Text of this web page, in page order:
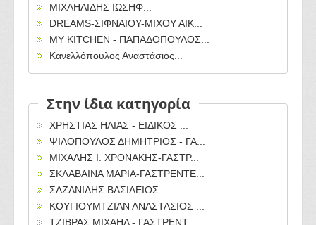
ΜΙΧΑΗΛΙΔΗΣ ΙΩΣΗΦ...
DREAMS-ΣΙΦΝΑΙΟΥ-ΜΙΧΟΥ ΑΙΚ...
MY KITCHEN - ΠΑΠΑΔΟΠΟΥΛΟΣ...
Κανελλόπουλος Αναστάσιος...
Στην ίδια κατηγορία
ΧΡΗΣΤΙΑΣ ΗΛΙΑΣ - EIΔΙΚΟΣ ...
ΨΙΛΟΠΟΥΛΟΣ ΔΗΜΗΤΡΙΟΣ - ΓΑ...
ΜΙΧΑΛΗΣ Ι. ΧΡΟΝΑΚΗΣ-ΓΑΣΤΡ...
ΣΚΛΑΒΑΙΝΑ ΜΑΡΙΑ-ΓΑΣΤΡΕΝΤΕ...
ΣΑΖΑΝΙΔΗΣ ΒΑΣΙΛΕΙΟΣ...
ΚΟΥΓΙΟΥΜΤΖΙΑΝ ΑΝΑΣΤΑΣΙΟΣ ...
ΤΖΙΒΡΑΣ ΜΙΧΑΗΛ - ΓΑΣΤΡΕΝΤ...